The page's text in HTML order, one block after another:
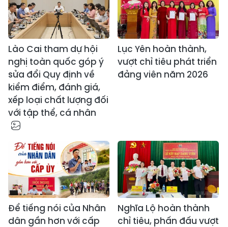
Lào Cai tham dự hội
nghị toàn quốc góp ý
sửa đổi Quy định về
kiểm điểm, đánh giá,
xếp loại chất lượng đối
với tập thể, cá nhân
Lục Yên hoàn thành,
vượt chỉ tiêu phát triển
đảng viên năm 2026
Để tiếng nói của Nhân
dân gần hơn với cấp
Nghĩa Lộ hoàn thành
chỉ tiêu, phấn đấu vượt